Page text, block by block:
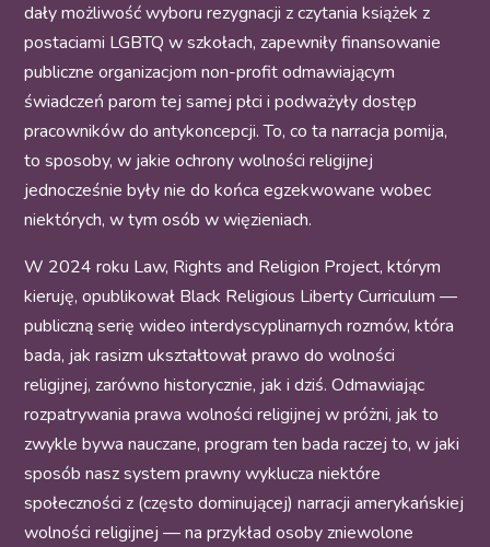
dały możliwość wyboru rezygnacji z czytania książek z
postaciami LGBTQ w szkołach, zapewniły finansowanie
publiczne organizacjom non-profit odmawiającym
świadczeń parom tej samej płci i podważyły dostęp
pracowników do antykoncepcji. To, co ta narracja pomija,
to sposoby, w jakie ochrony wolności religijnej
jednocześnie były nie do końca egzekwowane wobec
niektórych, w tym osób w więzieniach.
W 2024 roku Law, Rights and Religion Project, którym
kieruję, opublikował Black Religious Liberty Curriculum —
publiczną serię wideo interdyscyplinarnych rozmów, która
bada, jak rasizm ukształtował prawo do wolności
religijnej, zarówno historycznie, jak i dziś. Odmawiając
rozpatrywania prawa wolności religijnej w próżni, jak to
zwykle bywa nauczane, program ten bada raczej to, w jaki
sposób nasz system prawny wyklucza niektóre
społeczności z (często dominującej) narracji amerykańskiej
wolności religijnej — na przykład osoby zniewolone